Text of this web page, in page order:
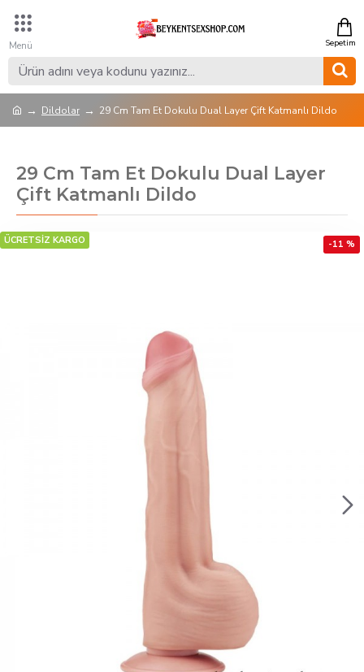
Dildolar 29 Cm Tam Et Dokulu Dual Layer Çift Katmanlı Dildo
29 Cm Tam Et Dokulu Dual Layer
Çift Katmanlı Dildo
ÜCRETSİZ KARGO -11 %